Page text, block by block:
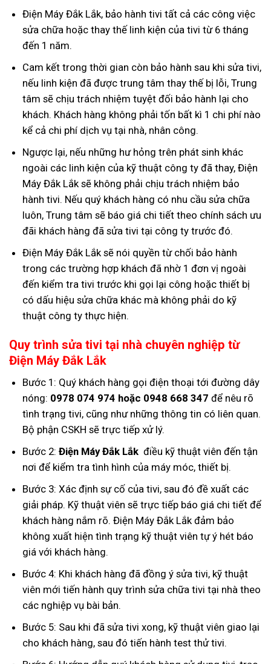
Điện Máy Đắk Lắk, bảo hành tivi tất cả các công việc
sửa chữa hoặc thay thế linh kiện của tivi từ 6 tháng
đến 1 năm.
Cam kết trong thời gian còn bảo hành sau khi sửa tivi,
nếu linh kiện đã được trung tâm thay thế bị lỗi, Trung
tâm sẽ chịu trách nhiệm tuyệt đối bảo hành lại cho
khách. Khách hàng không phải tốn bất kì 1 chi phí nào
kể cả chi phí dịch vụ tại nhà, nhân công.
Ngược lại, nếu những hư hỏng trên phát sinh khác
ngoài các linh kiện của kỹ thuật công ty đã thay, Điện
Máy Đắk Lắk sẽ không phải chịu trách nhiệm bảo
hành tivi. Nếu quý khách hàng có nhu cầu sửa chữa
luôn, Trung tâm sẽ báo giá chi tiết theo chính sách ưu
đãi khách hàng đã sửa tivi tại công ty trước đó.
Điện Máy Đắk Lắk sẽ nói quyền từ chối bảo hành
trong các trường hợp khách đã nhờ 1 đơn vị ngoài
đến kiểm tra tivi trước khi gọi lại công hoặc thiết bị
có dấu hiệu sửa chữa khác mà không phải do kỹ
thuật công ty thực hiện.
Quy trình sửa tivi tại nhà chuyên nghiệp từ
Điện Máy Đắk Lắk
Bước 1: Quý khách hàng gọi điện thoại tới đường dây
nóng: 0978 074 974 hoặc 0948 668 347 để nêu rõ
tình trạng tivi, cũng như những thông tin có liên quan.
Bộ phận CSKH sẽ trực tiếp xử lý.
Bước 2: Điện Máy Đắk Lắk điều kỹ thuật viên đến tận
nơi để kiểm tra tình hình của máy móc, thiết bị.
Bước 3: Xác định sự cố của tivi, sau đó đề xuất các
giải pháp. Kỹ thuật viên sẽ trực tiếp báo giá chi tiết để
khách hàng nắm rõ. Điện Máy Đắk Lắk đảm bảo
không xuất hiện tình trạng kỹ thuật viên tự ý hét báo
giá với khách hàng.
Bước 4: Khi khách hàng đã đồng ý sửa tivi, kỹ thuật
viên mới tiến hành quy trình sửa chữa tivi tại nhà theo
các nghiệp vụ bài bản.
Bước 5: Sau khi đã sửa tivi xong, kỹ thuật viên giao lại
cho khách hàng, sau đó tiến hành test thử tivi.